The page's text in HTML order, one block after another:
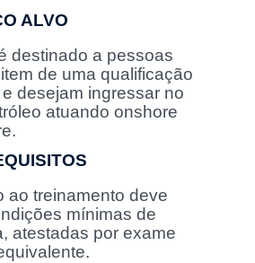
ALVO
destinado a pessoas
de uma qualificação
desejam ingressar no
atuando onshore
ao treinamento deve
mínimas de
atestadas por exame